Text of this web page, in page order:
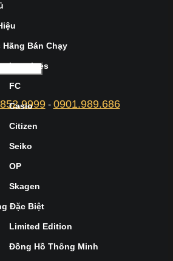
- 0901.989.686
Hãng Bán Chạy
Longines
FC
Casio
Citizen
Seiko
OP
Skagen
Đặc Biệt
Limited Edition
Đồng Hồ Thông Minh